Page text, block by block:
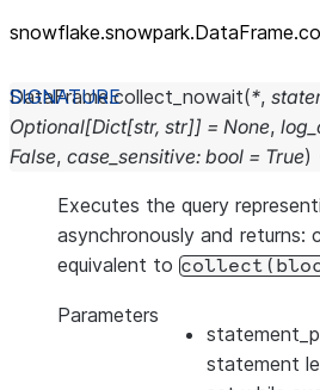
DataFrame.collect_nowait(*,
Optional[Dict[str, str]] = None,
False, case_sensitive: bool = True)
Executes the query
asynchronously and returns:
equivalent to
Parameters
statement